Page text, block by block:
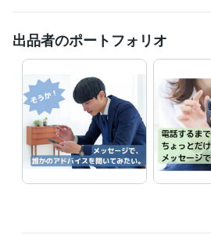
悩み相談・カウンセリング
人の内なる声
出品者のポートフォリオ